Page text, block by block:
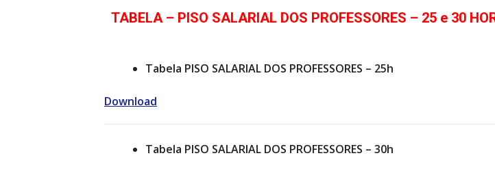
TABELA – PISO SALARIAL DOS PROFESSORES – 25 e 30
Tabela PISO SALARIAL DOS PROFESSORES – 25h
Download
Tabela PISO SALARIAL DOS PROFESSORES – 30h